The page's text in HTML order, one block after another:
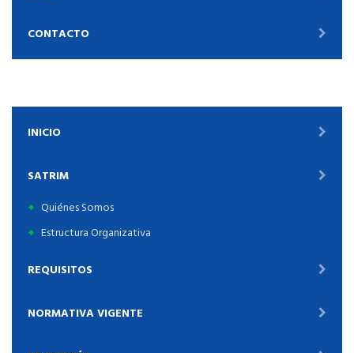
CONTACTO
INICIO
SATRIM
Quiénes Somos
Estructura Organizativa
REQUISITOS
NORMATIVA VIGENTE